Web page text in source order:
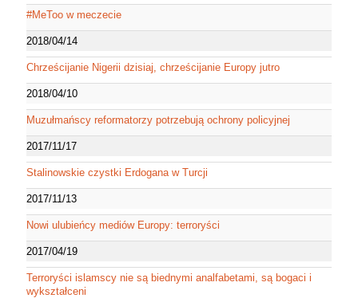
#MeToo w meczecie
2018/04/14
Chrześcijanie Nigerii dzisiaj, chrześcijanie Europy jutro
2018/04/10
Muzułmańscy reformatorzy potrzebują ochrony policyjnej
2017/11/17
Stalinowskie czystki Erdogana w Turcji
2017/11/13
Nowi ulubieńcy mediów Europy: terroryści
2017/04/19
Terroryści islamscy nie są biednymi analfabetami, są bogaci i
wykształceni